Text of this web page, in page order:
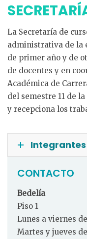
La Secretaría de
administrativa de la
de primer año y de
de docentes y en
Académica de
del semestre 11 de
y recepciona los
Integrantes
CONTACTO
Bedelía
Piso 1
Lunes a viernes
Martes y jueves de